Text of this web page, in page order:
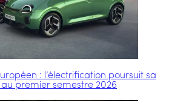
: l’électrification poursuit sa
premier semestre 2026